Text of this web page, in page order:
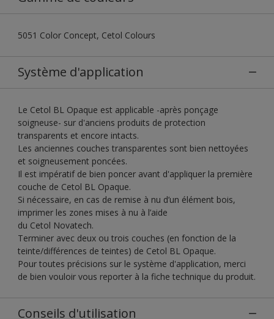
5051 Color Concept, Cetol Colours
Système d'application
Le Cetol BL Opaque est applicable -après ponçage
soigneuse- sur d'anciens produits de protection
transparents et encore intacts.
Les anciennes couches transparentes sont bien nettoyées
et soigneusement poncées.
Il est impératif de bien poncer avant d'appliquer la première
couche de Cetol BL Opaque.
Si nécessaire, en cas de remise à nu d’un élément bois,
imprimer les zones mises à nu à l’aide
du Cetol Novatech.
Terminer avec deux ou trois couches (en fonction de la
teinte/différences de teintes) de Cetol BL Opaque.
Pour toutes précisions sur le système d'application, merci
de bien vouloir vous reporter à la fiche technique du produit.
Conseils d'utilisation